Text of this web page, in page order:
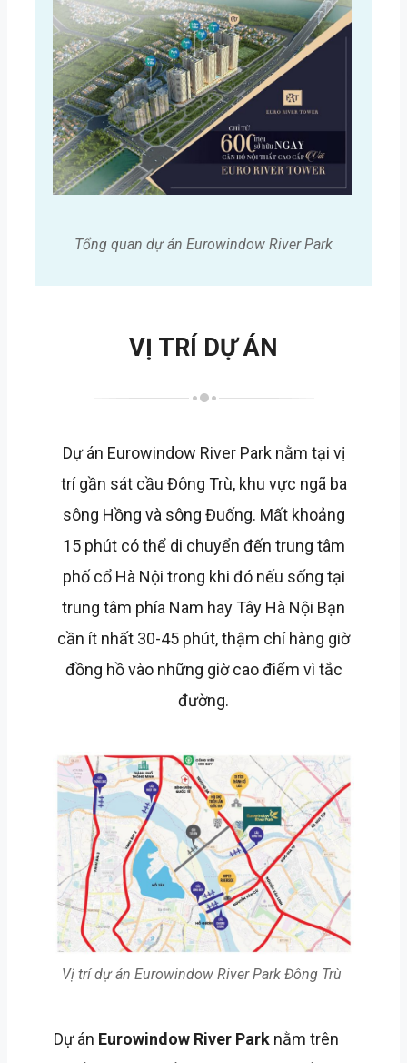
Tổng quan dự án Eurowindow River Park
VỊ TRÍ DỰ ÁN
Dự án Eurowindow River Park nằm tại vị
trí gần sát cầu Đông Trù, khu vực ngã ba
sông Hồng và sông Đuống. Mất khoảng
15 phút có thể di chuyển đến trung tâm
phố cổ Hà Nội trong khi đó nếu sống tại
trung tâm phía Nam hay Tây Hà Nội Bạn
cần ít nhất 30-45 phút, thậm chí hàng giờ
đồng hồ vào những giờ cao điểm vì tắc
đường.
Vị trí dự án Eurowindow River Park Đông Trù
Dự án Eurowindow River Park nằm trên